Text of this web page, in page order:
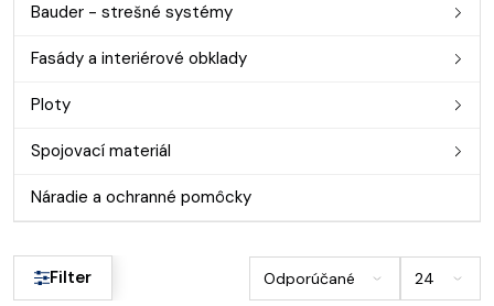
Bauder - strešné systémy
Fasády a interiérové obklady
Ploty
Spojovací materiál
Náradie a ochranné pomôcky
Filter